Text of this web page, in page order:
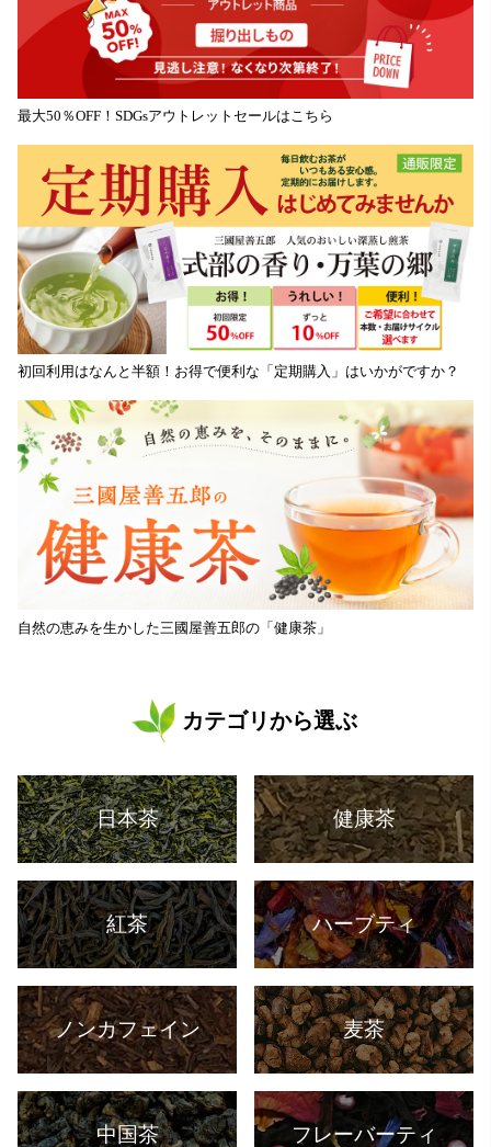
最大50％OFF！SDGsアウトレットセールはこちら
初回利用はなんと半額！お得で便利な「定期購入」はいかがですか？
自然の恵みを生かした三國屋善五郎の「健康茶」
カテゴリから選ぶ
日本茶 健康茶
紅茶 ハーブティ
ノンカフェイン 麦茶
中国茶 フレーバーティ